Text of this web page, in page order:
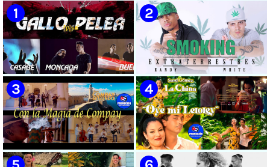
🟡 Casabe & Moncada & Buena
Fe - ¨Gallo de pelea¨ - Videoclip
- Dirección: Omar Leyva
🟡 Randy & White -
Extraterrestres - ¨Smoking¨ -
Videoclip - Dirección: Pepe
Salom